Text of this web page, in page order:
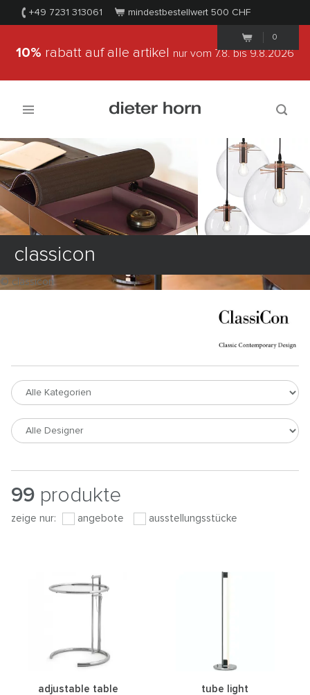
+49 7231 313061 mindestbestellwert 500 CHF
0
10% rabatt auf alle artikel nur vom 7.8.bis 9.8.2026
classicon
© classicon
99 produkte
zeige nur: angebote ausstellungsstücke
adjustable table
tube light